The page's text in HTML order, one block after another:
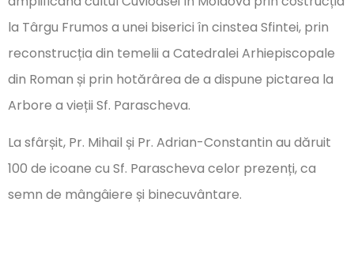
la Târgu Frumos a unei biserici în cinstea Sfintei, prin
reconstrucția din temelii a Catedralei Arhiepiscopale
din Roman și prin hotărârea de a dispune pictarea la
Arbore a vieții Sf. Parascheva.
La sfârșit, Pr. Mihail și Pr. Adrian-Constantin au dăruit
100 de icoane cu Sf. Parascheva celor prezenți, ca
semn de mângâiere și binecuvântare.